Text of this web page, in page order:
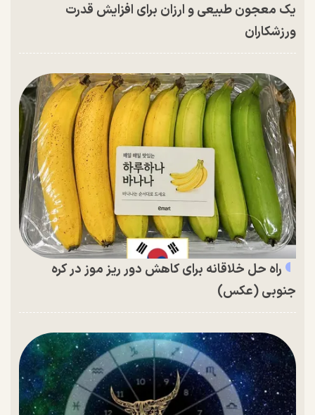
یک معجون طبیعی و ارزان برای افزایش قدرت
ورزشکاران
راه حل خلاقانه برای کاهش دور ریز موز در کره
جنوبی (عکس)